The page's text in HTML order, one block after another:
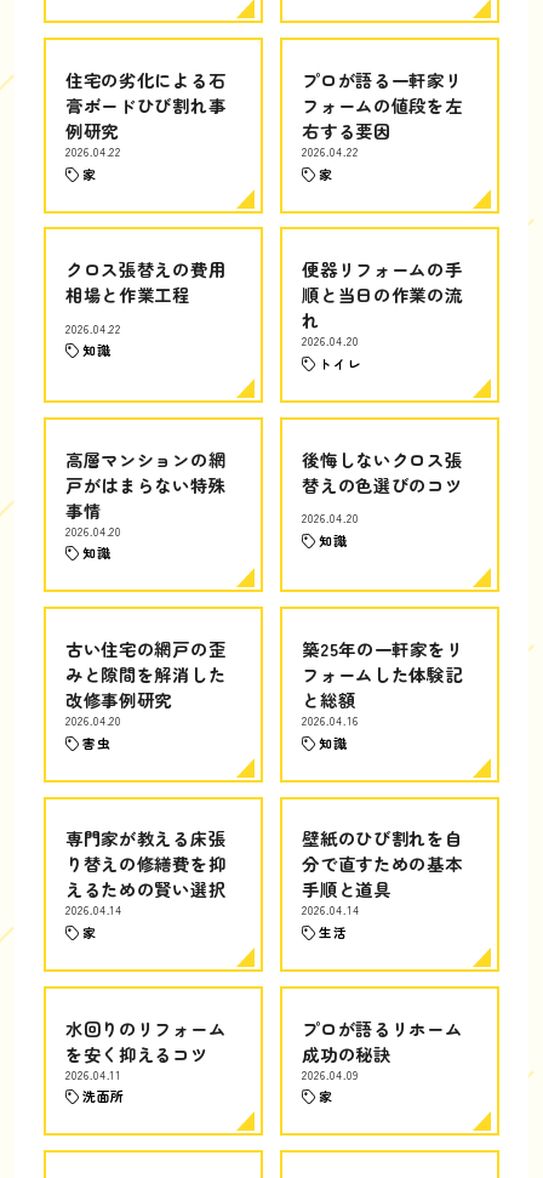
住宅の劣化による石
膏ボードひび割れ事
例研究
2026.04.22
家
プロが語る一軒家リ
フォームの値段を左
右する要因
2026.04.22
家
クロス張替えの費用
相場と作業工程
2026.04.22
知識
便器リフォームの手
順と当日の作業の流
れ
2026.04.20
トイレ
高層マンションの網
戸がはまらない特殊
事情
2026.04.20
知識
後悔しないクロス張
替えの色選びのコツ
2026.04.20
知識
古い住宅の網戸の歪
みと隙間を解消した
改修事例研究
2026.04.20
害虫
築25年の一軒家をリ
フォームした体験記
と総額
2026.04.16
知識
専門家が教える床張
り替えの修繕費を抑
えるための賢い選択
2026.04.14
家
壁紙のひび割れを自
分で直すための基本
手順と道具
2026.04.14
生活
水回りのリフォーム
を安く抑えるコツ
2026.04.11
洗面所
プロが語るリホーム
成功の秘訣
2026.04.09
家